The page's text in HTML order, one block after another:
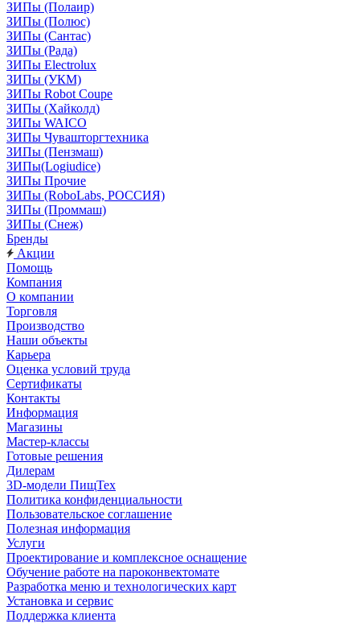
ЗИПы (Полаир)
ЗИПы (Полюс)
ЗИПы (Сантас)
ЗИПы (Рада)
ЗИПы Electrolux
ЗИПы (УКМ)
ЗИПы Robot Coupe
ЗИПы (Хайколд)
ЗИПы WAICO
ЗИПы Чувашторгтехника
ЗИПы (Пензмаш)
ЗИПы(Logiudice)
ЗИПы Прочие
ЗИПы (RoboLabs, РОССИЯ)
ЗИПы (Проммаш)
ЗИПы (Снеж)
Бренды
Акции
Помощь
Компания
О компании
Торговля
Производство
Наши объекты
Карьера
Оценка условий труда
Сертификаты
Контакты
Информация
Магазины
Мастер-классы
Готовые решения
Дилерам
3D-модели ПищТех
Политика конфиденциальности
Пользовательское соглашение
Полезная информация
Услуги
Проектирование и комплексное оснащение
Обучение работе на пароконвектомате
Разработка меню и технологических карт
Установка и сервис
Поддержка клиента